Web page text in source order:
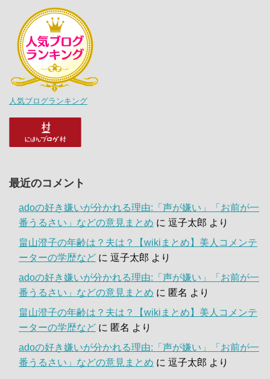
人気ブログランキング
最近のコメント
adoの好き嫌いが分かれる理由:「声が嫌い」「お前が一
番うるさい」などの意見まとめ に 逗子太郎 より
畠山澄子の年齢は？夫は？【wikiまとめ】美人コメンテ
ーターの学歴など に 逗子太郎 より
adoの好き嫌いが分かれる理由:「声が嫌い」「お前が一
番うるさい」などの意見まとめ に 匿名 より
畠山澄子の年齢は？夫は？【wikiまとめ】美人コメンテ
ーターの学歴など に 匿名 より
adoの好き嫌いが分かれる理由:「声が嫌い」「お前が一
番うるさい」などの意見まとめ に 逗子太郎 より